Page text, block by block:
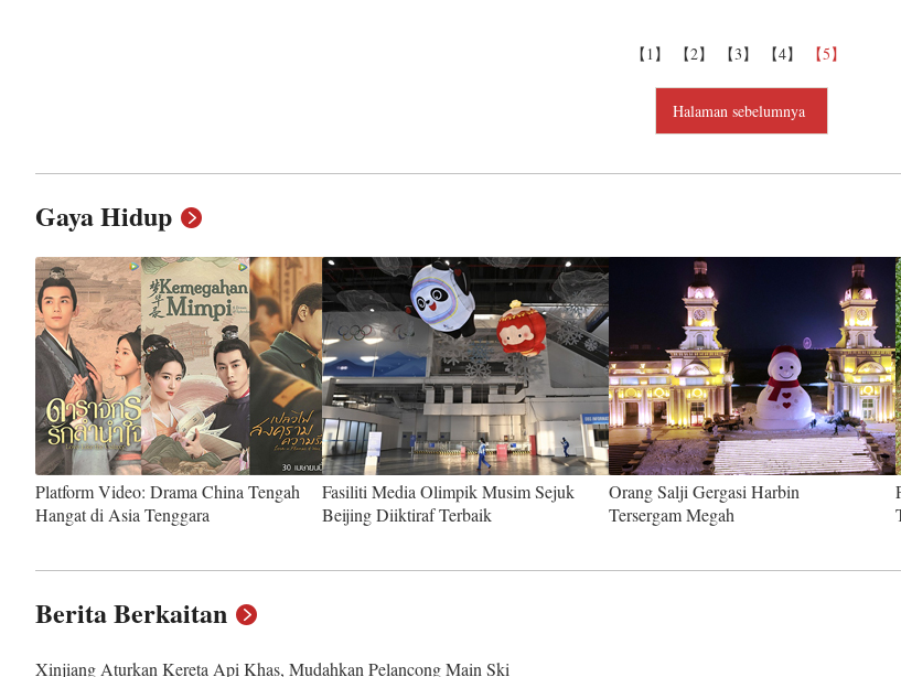
【1】 【2】 【3】 【4】 【5】
Halaman sebelumnya
Gaya Hidup
Platform Video: Drama China Tengah
Hangat di Asia Tenggara
Fasiliti Media Olimpik Musim Sejuk
Beijing Diiktiraf Terbaik
Orang Salji Gergasi Harbin
Tersergam Megah
Berita Berkaitan
Xinjiang Aturkan Kereta Api Khas, Mudahkan Pelancong Main Ski